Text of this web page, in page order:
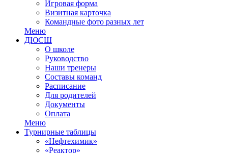
Игровая форма
Визитная карточка
Командные фото разных лет
Меню
ДЮСШ
О школе
Руководство
Наши тренеры
Составы команд
Расписание
Для родителей
Документы
Оплата
Меню
Турнирные таблицы
«Нефтехимик»
«Реактор»